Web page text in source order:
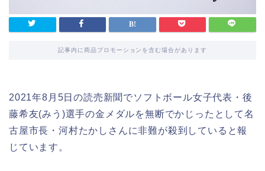
記事内に商品プロモーションを含む場合があります
2021年8月5日の読売新聞でソフトボール女子代表・後
藤希友(みう)選手の金メダルを無断でかじったとして名
古屋市長・河村たかしさんに非難が殺到していると報
じています。